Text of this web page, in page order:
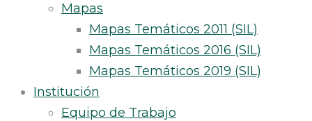
Mapas
Mapas Temáticos 2011 (SIL)
Mapas Temáticos 2016 (SIL)
Mapas Temáticos 2019 (SIL)
Institución
Equipo de Trabajo